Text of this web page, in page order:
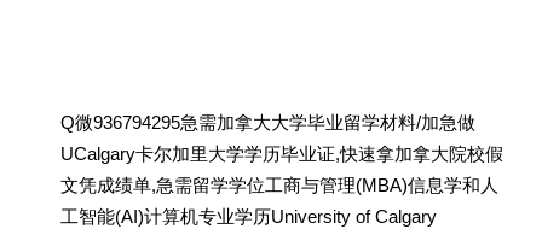
Q微936794295急需加拿大大学毕业留学材料/加急做
UCalgary卡尔加里大学学历毕业证,快速拿加拿大院校假
文凭成绩单,急需留学学位工商与管理(MBA)信息学和人
工智能(AI)计算机专业学历University of Calgary